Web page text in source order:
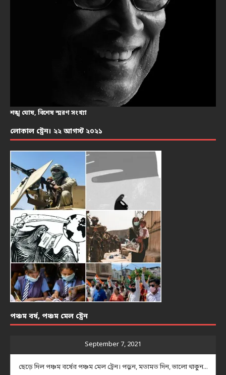
শঙ্খ ঘোষ, বিশেষ স্মরণ সংখ্যা
লোকাল ট্রেন। ২২ আগস্ট ২০২১
পঞ্চম বর্ষ, পঞ্চম মেল ট্রেন
September 7, 2021
ছেড়ে দিল পঞ্চম বর্ষের পঞ্চম মেল ট্রেন। পড়ুন, মতামত দিন, ভালো থাকুন...